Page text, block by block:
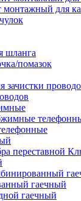
монтажный для
шланга
помазок
гаечный
гаечный